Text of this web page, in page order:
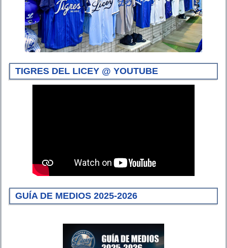
TIGRES DEL LICEY @ YOUTUBE
GUÍA DE MEDIOS 2025-2026